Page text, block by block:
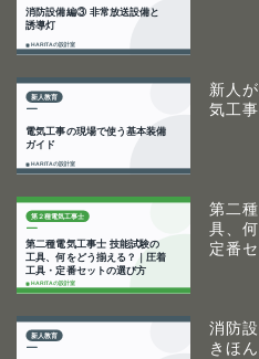
新人
気工
第二
具、
定番
消防
きほん